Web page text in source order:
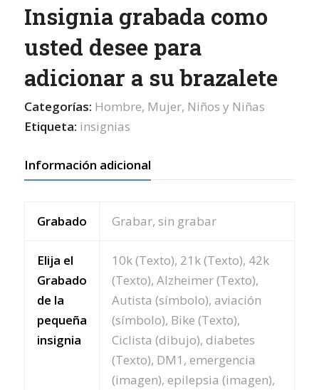
Insignia grabada como
usted desee para
adicionar a su brazalete
Categorías: Hombre, Mujer, Niños y Niñas
Etiqueta: insignias
Información adicional
Grabado Grabar, sin grabar
Elija el
Grabado
de la
pequeña
insignia
10k (Texto), 21k (Texto), 42k
(Texto), Alzheimer (Texto),
Autista (símbolo), aviación
(símbolo), Bike (Texto),
Ciclista (dibujo), diabetes
(Texto), DM1, emergencia
(imagen), epilepsia (imagen),